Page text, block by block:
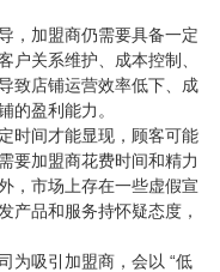
，加盟商仍需要具备一定
户关系维护、成本控制、
致店铺运营效率低下、成
的盈利能力。
时间才能显现，顾客可能
要加盟商花费时间和精力
，市场上存在一些虚假宣
产品和服务持怀疑态度，
为吸引加盟商，会以 “低